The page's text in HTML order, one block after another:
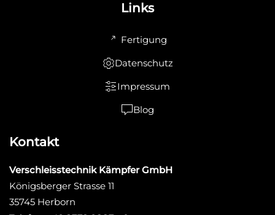
Links
Fertigung
Datenschutz
Impressum
Blog
Kontakt
Verschleisstechnik Kämpfer GmbH
Königsberger Strasse 11
35745 Herborn